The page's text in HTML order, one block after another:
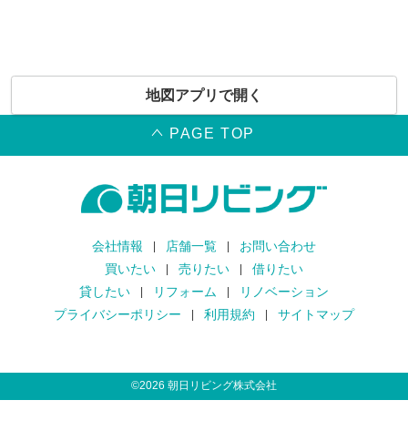
地図アプリで開く
PAGE TOP
会社情報 店舗一覧
お問い合わせ
買いたい
売りたい
借りたい
貸したい
リフォーム
リノベーション
プライバシーポリシー
利用規約 サイトマップ
©2026 朝日リビング株式会社